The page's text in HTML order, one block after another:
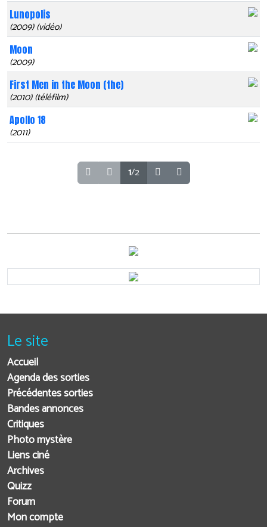
Lunopolis
(2009) (vidéo)
Moon
(2009)
First Men in the Moon (the)
(2010) (téléfilm)
Apollo 18
(2011)
1/2
Le site
Accueil
Agenda des sorties
Précédentes sorties
Bandes annonces
Critiques
Photo mystère
Liens ciné
Archives
Quizz
Forum
Mon compte